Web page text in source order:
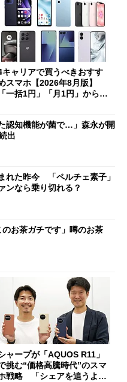
キャリアで買うべきおすす
スマホ【2026年8月版】
「一括1円」「月1円」からお
認知機能が菌で…」森永が開
出
れた昨今 「ペルチェ素子」
ンなら乗り切れる？
お茶ガチです」噂のお茶
ャープが「AQUOS R11」
挑む“価格高騰時代”のスマ
戦略 「シェアを追うより